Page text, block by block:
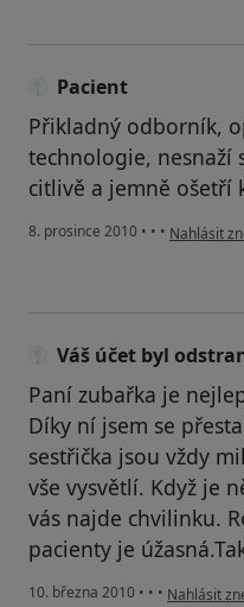
Pacient
Přikladný odborník,
technologie, nesnaží
citlivě a jemně ošetří
8. prosince 2010 • • • podle
Nahlásit
Váš účet byl
Paní zubařka je
Díky ní jsem se
sestřička jsou vždy
vše vysvětlí. Když je
vás najde chvilinku.
pacienty je
10. března 2010 • • • podle
Nahlásit